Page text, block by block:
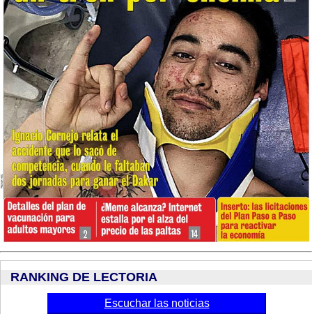
RANKING DE LECTORIA
Escuchar las noticias